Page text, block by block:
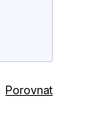
Porovnat